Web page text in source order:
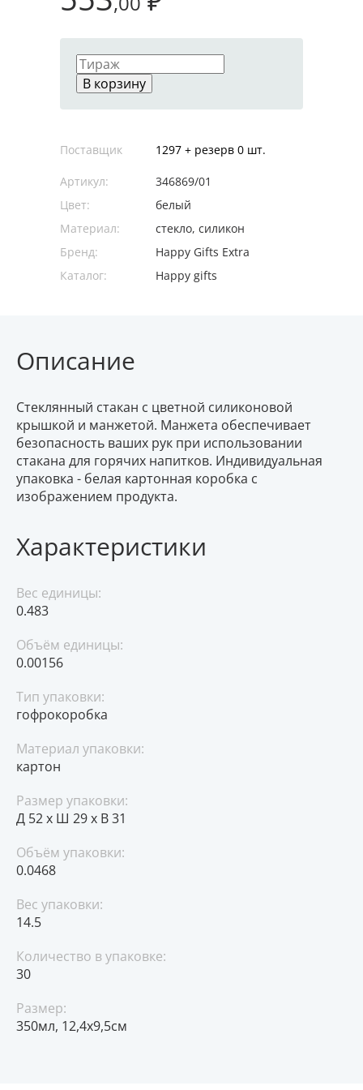
В корзину
Поставщик 1297 + резерв 0 шт.
Артикул:
346869/01
Цвет:
белый
Материал:
стекло, силикон
Бренд:
Happy Gifts Extra
Каталог:
Happy gifts
Описание
Стеклянный стакан с цветной силиконовой
крышкой и манжетой. Манжета обеспечивает
безопасность ваших рук при использовании
стакана для горячих напитков. Индивидуальная
упаковка - белая картонная коробка с
изображением продукта.
Характеристики
Вес единицы:
0.483
Объём единицы:
0.00156
Тип упаковки:
гофрокоробка
Материал упаковки:
картон
Размер упаковки:
Д 52 x Ш 29 x В 31
Объём упаковки:
0.0468
Вес упаковки:
14.5
Количество в упаковке:
30
Размер:
350мл, 12,4х9,5см